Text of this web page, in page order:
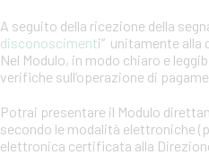
A seguito della ricezione della
disconoscimenti” unitamente alla
Nel Modulo, in modo chiaro e
verifiche sull’operazione di
Potrai presentare il Modulo
secondo le modalità elettroniche
elettronica certificata alla